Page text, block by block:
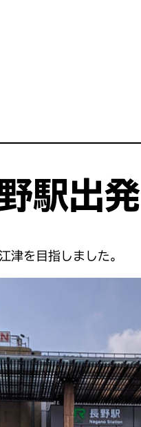
駅出発
を目指しました。